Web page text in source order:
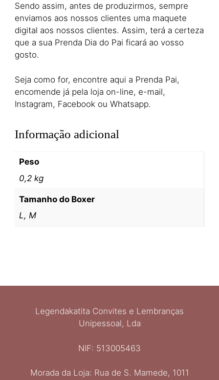
Sendo assim, antes de produzirmos, sempre
enviamos aos nossos clientes uma maquete
digital aos nossos clientes. Assim, terá a certeza
que a sua Prenda Dia do Pai ficará ao vosso
gosto.
Seja como for, encontre aqui a Prenda Pai,
encomende já pela loja on-line, e-mail,
Instagram, Facebook ou Whatsapp.
Informação adicional
Peso
0,2 kg
Tamanho do Boxer
L, M
Legendakatita Convites e Lembranças
Unipessoal, Lda
NIF: 513005463
Morada da Loja: Rua de S. Mamede, 1011